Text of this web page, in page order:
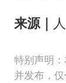
来源｜
特别声明
并发布，